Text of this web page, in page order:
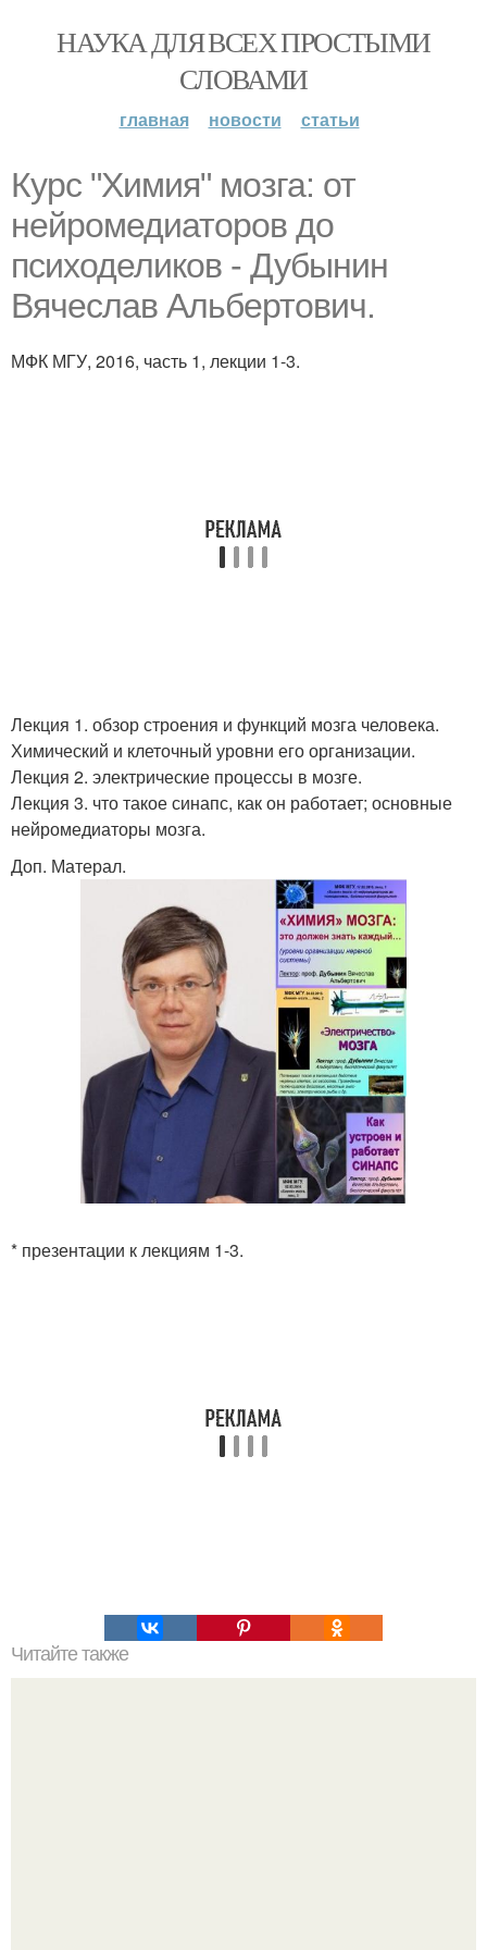
НАУКА ДЛЯ ВСЕХ ПРОСТЫМИ
СЛОВАМИ
главная новости статьи
Курс "Химия" мозга: от
нейромедиаторов до
психоделиков - Дубынин
Вячеслав Альбертович.
МФК МГУ, 2016, часть 1, лекции 1-3.
Лекция 1. обзор строения и функций мозга человека.
Химический и клеточный уровни его организации.
Лекция 2. электрические процессы в мозге.
Лекция 3. что такое синапс, как он работает; основные
нейромедиаторы мозга.
Доп. Матерал.
* презентации к лекциям 1-3.
Читайте также